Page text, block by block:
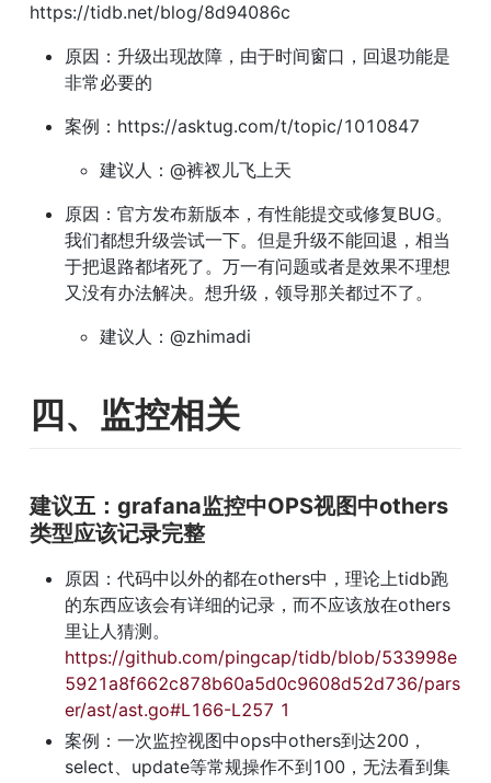
https://tidb.net/blog/8d94086c
原因：升级出现故障，由于时间窗口，回退功能是
非常必要的
案例：https://asktug.com/t/topic/1010847
建议人：@裤衩儿飞上天
原因：官方发布新版本，有性能提交或修复BUG。
我们都想升级尝试一下。但是升级不能回退，相当
于把退路都堵死了。万一有问题或者是效果不理想
又没有办法解决。想升级，领导那关都过不了。
建议人：@zhimadi
四、监控相关
建议五：grafana监控中OPS视图中others
类型应该记录完整
原因：代码中以外的都在others中，理论上tidb跑
的东西应该会有详细的记录，而不应该放在others
里让人猜测。
https://github.com/pingcap/tidb/blob/533998e
5921a8f662c878b60a5d0c9608d52d736/pars
er/ast/ast.go#L166-L257 1
案例：一次监控视图中ops中others到达200，
select、update等常规操作不到100，无法看到集